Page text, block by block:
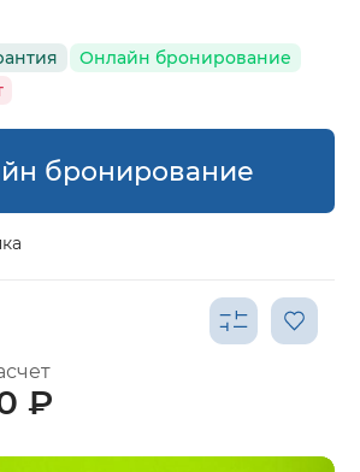
Онлайн бронирование
бронирование
₽